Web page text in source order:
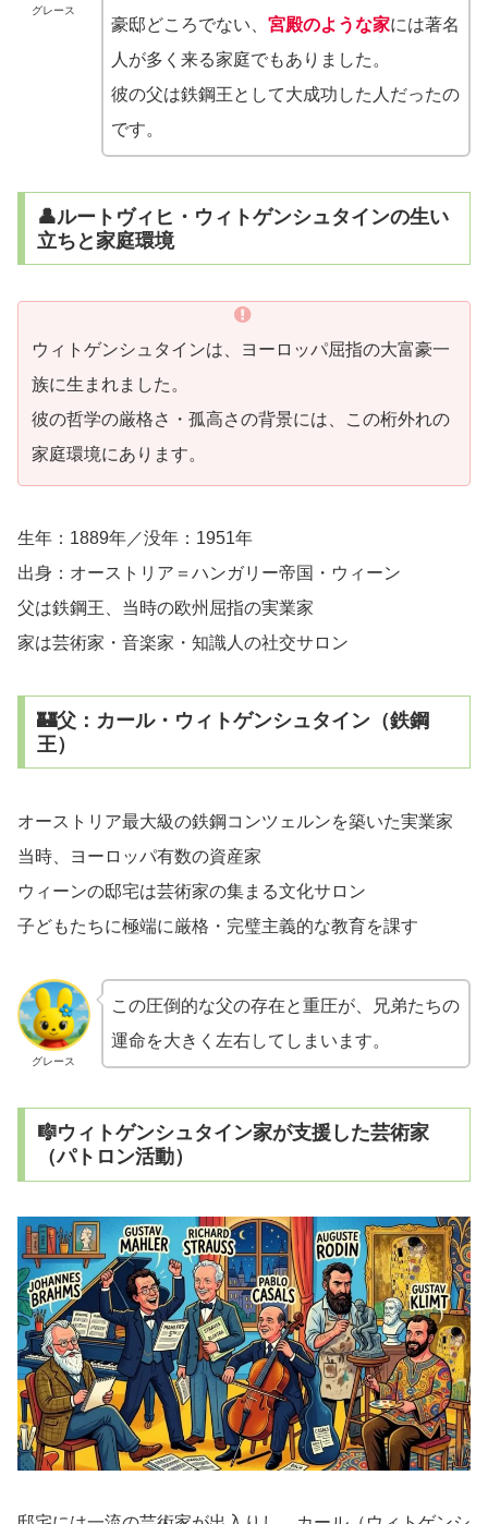
グレース
豪邸どころでない、 宮殿のような家には著名
人が多く来る家庭でもありました。
彼の父は鉄鋼王として大成功した人だったの
です。
👤ルートヴィヒ・ウィトゲンシュタインの生い
立ちと家庭環境
ウィトゲンシュタインは、ヨーロッパ屈指の大富豪一
族に生まれました。
彼の哲学の厳格さ・孤高さの背景には、この桁外れの
家庭環境にあります。
生年：1889年／没年：1951年
出身：オーストリア＝ハンガリー帝国・ウィーン
父は鉄鋼王、当時の欧州屈指の実業家
家は芸術家・音楽家・知識人の社交サロン
🏰父：カール・ウィトゲンシュタイン（鉄鋼
王）
オーストリア最大級の鉄鋼コンツェルンを築いた実業家
当時、ヨーロッパ有数の資産家
ウィーンの邸宅は芸術家の集まる文化サロン
子どもたちに極端に厳格・完璧主義的な教育を課す
グレース
この圧倒的な父の存在と重圧が、兄弟たちの
運命を大きく左右してしまいます。
🎼ウィトゲンシュタイン家が支援した芸術家
（パトロン活動）